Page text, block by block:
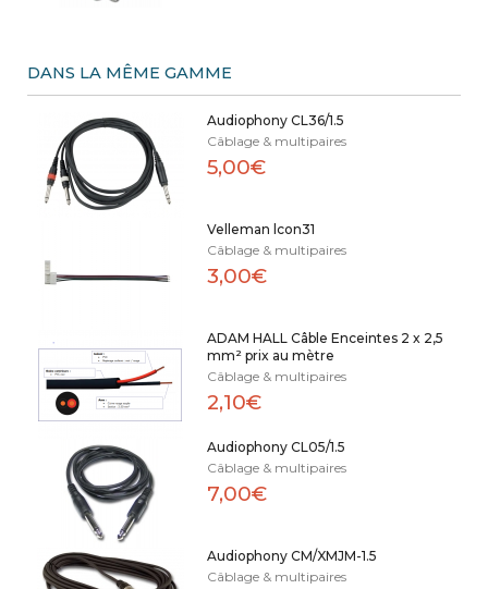
DANS LA MÊME GAMME
Audiophony CL36/1.5
Câblage & multipaires
5,00€
Velleman lcon31
Câblage & multipaires
3,00€
ADAM HALL Câble Enceintes 2 x 2,5
mm² prix au mètre
Câblage & multipaires
2,10€
Audiophony CL05/1.5
Câblage & multipaires
7,00€
Audiophony CM/XMJM-1.5
Câblage & multipaires